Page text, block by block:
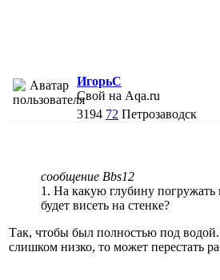
ИгорьC
Свой на Aqa.ru
3194 72 Петрозаводск
сообщение Bbs12
1. На какую глубину погружать
будет висеть на стенке?
Так, чтобы был полностью под
слишком низко, то может перестать